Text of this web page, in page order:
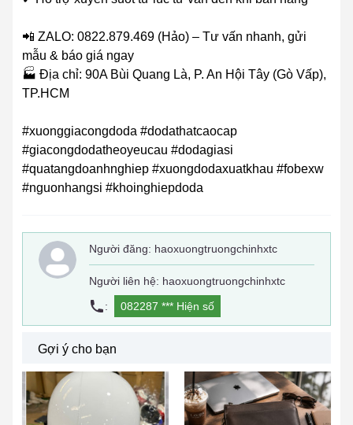
📲 ZALO: 0822.879.469 (Hảo) – Tư vấn nhanh, gửi
mẫu & báo giá ngay
🏭 Địa chỉ: 90A Bùi Quang Là, P. An Hội Tây (Gò Vấp),
TP.HCM
#xuonggiacongdoda #dodathatcaocap
#giacongdodatheoyeucau #dodagiasi
#quatangdoanhnghiep #xuongdodaxuatkhau #fobexw
#nguonhangsi #khoinghiepdoda
Người đăng: haoxuongtruongchinhxtc
Người liên hệ: haoxuongtruongchinhxtc
:
082287 *** Hiện số
Gợi ý cho bạn